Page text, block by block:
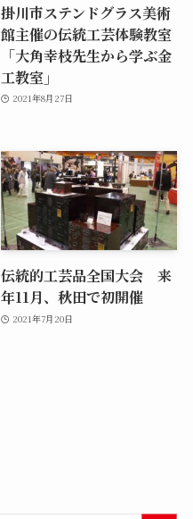
掛川市ステンドグラス美術
館主催の伝統工芸体験教室
「大角幸枝先生から学ぶ金
工教室」
2021年8月27日
伝統的工芸品全国大会 来
年11月、秋田で初開催
2021年7月20日